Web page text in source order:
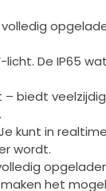
De IP65
biedt
kunt in
wordt.
het